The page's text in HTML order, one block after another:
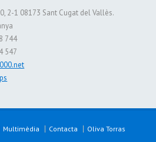
2-1 08173 Sant Cugat del Vallès.
744
547
Multimèdia Contacta
Oliva Torras